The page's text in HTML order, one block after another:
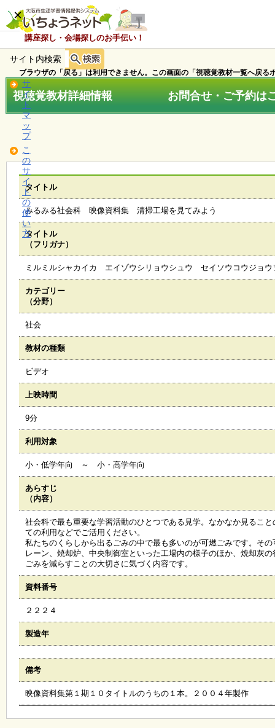
講座探し・会場探しのお手伝い！
×
ホ
ー
ム
知
ら
せ
講
座
・
イ
ベ
ト
設
約
い
木
覧
ラ
ー
ラ
ン
マ
サイト内検索
サ
イ
ト
マ
ッ
プ
こ
の
サ
イ
ト
の
使
い
方
ブラウザの「戻る」は利用できません。この画面の「視聴覚教材一覧へ戻る
視聴覚教材詳細情報 お問合せ・ご予約はこ
タイトル
みるみる社会科 映像資料集 清掃工場を見てみよう
タイトル
（フリガナ）
ミルミルシャカイカ エイゾウシリョウシュウ セイソウコウジョウ
カテゴリー
（分野）
社会
教材の種類
ビデオ
上映時間
9分
利用対象
小・低学年向 ～ 小・高学年向
あらすじ
（内容）
社会科で最も重要な学習活動のひとつである見学。なかなか見るこ
ての利用などでご活用ください。
私たちのくらしから出るごみの中で最も多いのが可燃ごみです。そ
レーン、焼却炉、中央制御室といった工場内の様子のほか、焼却灰
ごみを減らすことの大切さに気づく内容です。
資料番号
２２２４
製造年
備考
映像資料集第１期１０タイトルのうちの１本。２００４年製作